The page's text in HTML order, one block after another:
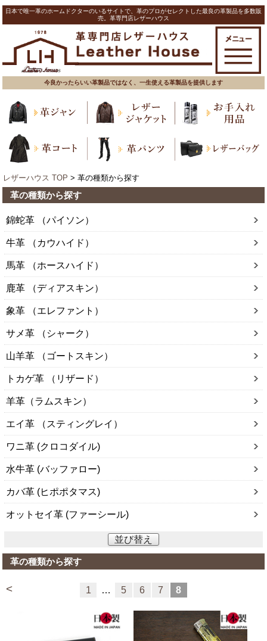
日本で唯一革のホームドクターのいるサイトで、革のプロがセレクトした最良の革製品を多数販
売。革専門店レザーハウス
今良かったらいい革製品ではなく、一生使える革製品を提供します
レザーハウス TOP > 革の種類から探す
革の種類から探す
錦蛇革 （パイソン）
牛革 （カウハイド）
馬革 （ホースハイド）
鹿革 （ディアスキン）
象革 （エレファント）
サメ革 （シャーク）
山羊革 （ゴートスキン）
トカゲ革 （リザード）
羊革（ラムスキン）
エイ革 （スティングレイ）
ワニ革 (クロコダイル)
水牛革 (バッファロー)
カバ革 (ヒポポタマス)
オットセイ革 (ファーシール)
並び替え
革の種類から探す
< 1 … 5 6 7 8